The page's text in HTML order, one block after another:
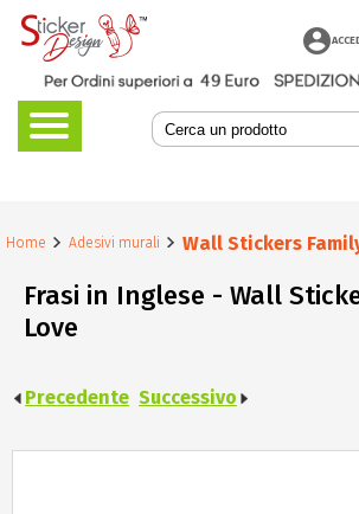
Home Adesivi murali Wall Stickers
Frasi in Inglese - Wall
Love
Precedente Successivo